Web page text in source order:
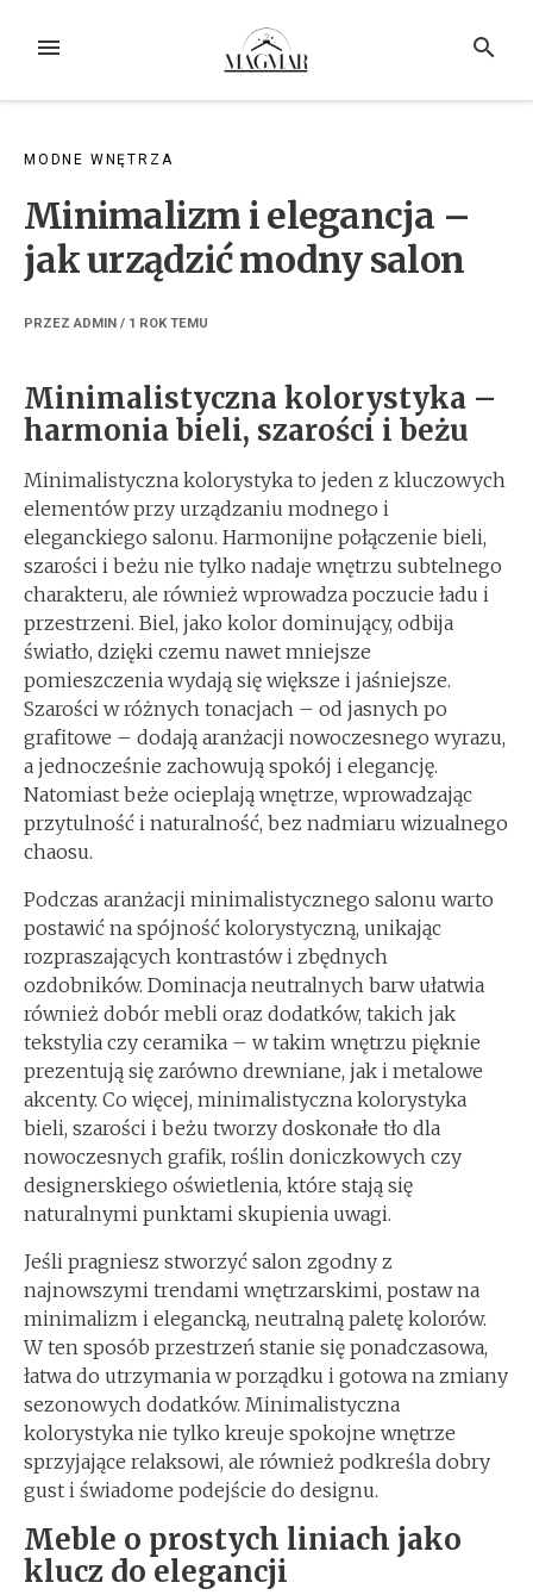
MENU SZUKAJ
MODNE WNĘTRZA
Minimalizm i elegancja –
jak urządzić modny salon
PRZEZADMIN / 1 ROK TEMU
Minimalistyczna kolorystyka –
harmonia bieli, szarości i beżu
Minimalistyczna kolorystyka to jeden z kluczowych
elementów przy urządzaniu modnego i
eleganckiego salonu. Harmonijne połączenie bieli,
szarości i beżu nie tylko nadaje wnętrzu subtelnego
charakteru, ale również wprowadza poczucie ładu i
przestrzeni. Biel, jako kolor dominujący, odbija
światło, dzięki czemu nawet mniejsze
pomieszczenia wydają się większe i jaśniejsze.
Szarości w różnych tonacjach – od jasnych po
grafitowe – dodają aranżacji nowoczesnego wyrazu,
a jednocześnie zachowują spokój i elegancję.
Natomiast beże ocieplają wnętrze, wprowadzając
przytulność i naturalność, bez nadmiaru wizualnego
chaosu.
Podczas aranżacji minimalistycznego salonu warto
postawić na spójność kolorystyczną, unikając
rozpraszających kontrastów i zbędnych
ozdobników. Dominacja neutralnych barw ułatwia
również dobór mebli oraz dodatków, takich jak
tekstylia czy ceramika – w takim wnętrzu pięknie
prezentują się zarówno drewniane, jak i metalowe
akcenty. Co więcej, minimalistyczna kolorystyka
bieli, szarości i beżu tworzy doskonałe tło dla
nowoczesnych grafik, roślin doniczkowych czy
designerskiego oświetlenia, które stają się
naturalnymi punktami skupienia uwagi.
Jeśli pragniesz stworzyć salon zgodny z
najnowszymi trendami wnętrzarskimi, postaw na
minimalizm i elegancką, neutralną paletę kolorów.
W ten sposób przestrzeń stanie się ponadczasowa,
łatwa do utrzymania w porządku i gotowa na zmiany
sezonowych dodatków. Minimalistyczna
kolorystyka nie tylko kreuje spokojne wnętrze
sprzyjające relaksowi, ale również podkreśla dobry
gust i świadome podejście do designu.
Meble o prostych liniach jako
klucz do elegancji